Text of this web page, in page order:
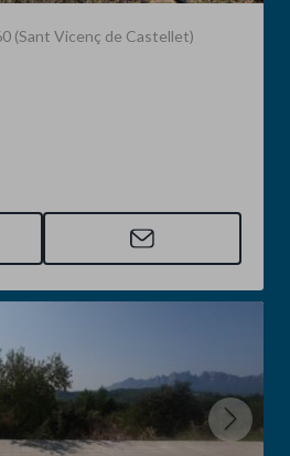
(Sant Vicenç de Castellet)